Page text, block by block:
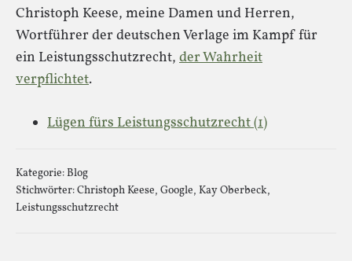
Christoph Keese, meine Damen und Herren,
Wortführer der deutschen Verlage im Kampf für
ein Leistungsschutzrecht, der Wahrheit
verpflichtet.
Lügen fürs Leistungsschutzrecht (1)
Kategorie:Blog
Stichwörter:Christoph Keese, Google, Kay Oberbeck,
Leistungsschutzrecht